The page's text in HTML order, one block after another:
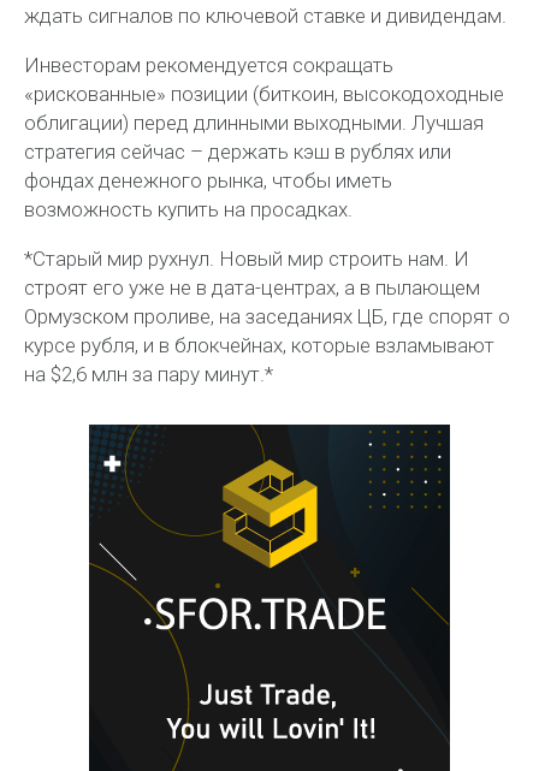
ждать сигналов по ключевой ставке и дивидендам.
Инвесторам рекомендуется сокращать
«рискованные» позиции (биткоин, высокодоходные
облигации) перед длинными выходными. Лучшая
стратегия сейчас – держать кэш в рублях или
фондах денежного рынка, чтобы иметь
возможность купить на просадках.
*Старый мир рухнул. Новый мир строить нам. И
строят его уже не в дата-центрах, а в пылающем
Ормузском проливе, на заседаниях ЦБ, где спорят о
курсе рубля, и в блокчейнах, которые взламывают
на $2,6 млн за пару минут.*